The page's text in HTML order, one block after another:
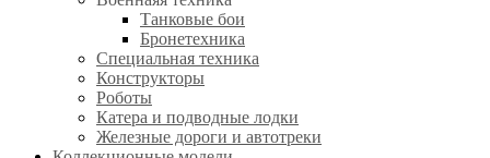
Танковые бои
Бронетехника
Специальная техника
Конструкторы
Роботы
Катера и подводные лодки
Железные дороги и автотреки